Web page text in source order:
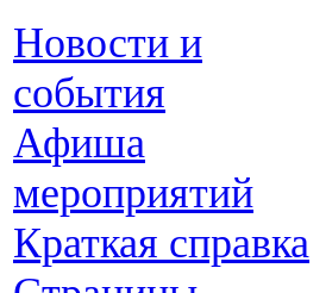
Новости и
события
Афиша
мероприятий
Краткая справка